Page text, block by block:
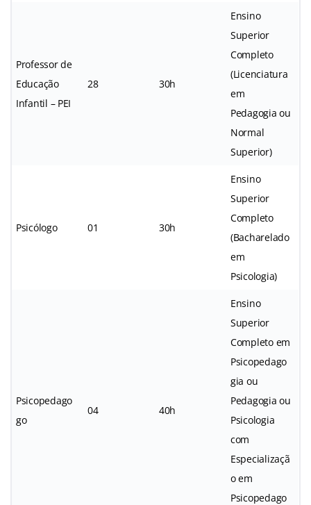
Professor de
Educação
Infantil – PEI
28 30h
Ensino
Superior
Completo
(Licenciatura
em
Pedagogia ou
Normal
Superior)
Psicólogo 01 30h
Ensino
Superior
Completo
(Bacharelado
em
Psicologia)
Psicopedago
go
04 40h
Ensino
Superior
Completo em
Psicopedago
gia ou
Pedagogia ou
Psicologia
com
Especializaçã
o em
Psicopedago